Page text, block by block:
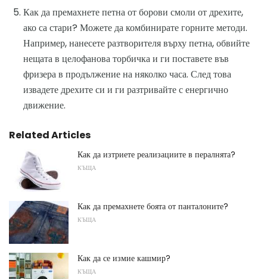
Как да премахнете петна от борови смоли от дрехите,
ако са стари? Можете да комбинирате горните методи.
Например, нанесете разтворителя върху петна, обвийте
нещата в целофанова торбичка и ги поставете във
фризера в продължение на няколко часа. След това
извадете дрехите си и ги разтривайте с енергично
движение.
Related Articles
Как да изтриете реализациите в пералнята?
КЪЩА
Как да премахнете боята от панталоните?
КЪЩА
Как да се измие кашмир?
КЪЩА